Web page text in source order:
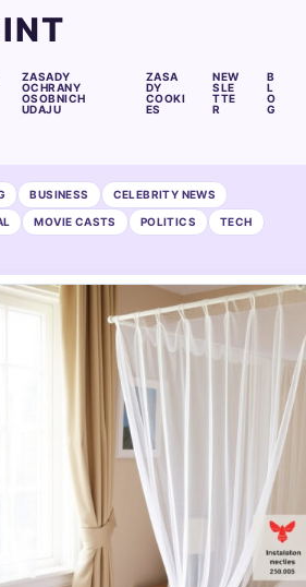
ZASADY
OCHRANY
OSOBNICH
UDAJU
ZASA
DY
COOKI
ES
NEW
SLE
TTE
R
B
L
O
G
BUSINESS CELEBRITY NEWS
MOVIE CASTS POLITICS TECH